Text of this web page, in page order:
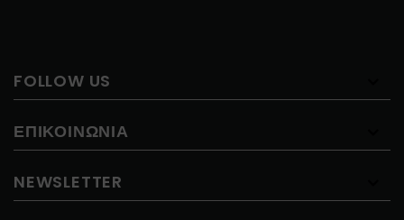
FOLLOW US
ΕΠΙΚΟΙΝΩΝΊΑ
NEWSLETTER